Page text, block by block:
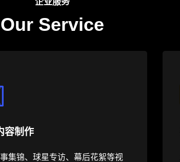
Our Service
容制作
集锦、球星专访、幕后花絮等视